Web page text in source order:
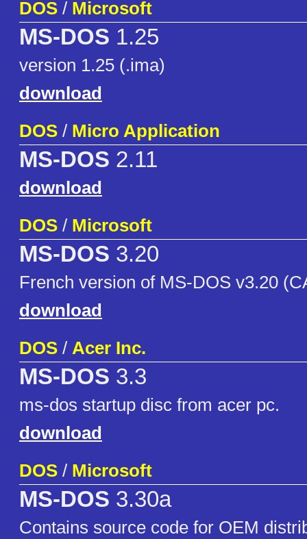
DOS / Microsoft
MS-DOS 1.25
version 1.25 (.ima)
download
DOS / Micro Application
MS-DOS 2.11
download
DOS / Microsoft
MS-DOS 3.20
French version of MS-DOS v3.20
download
DOS / Acer Inc.
MS-DOS 3.3
ms-dos startup disc from acer pc.
download
DOS / Microsoft
MS-DOS 3.30a
Contains source code for OEM